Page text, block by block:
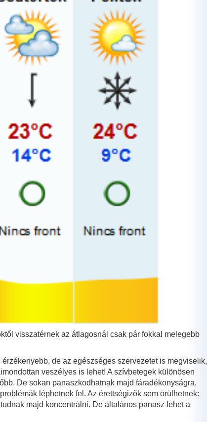
visszatérnek az átlagosnál csak pár fokkal melegebb
de az egészséges szervezetet is megviselik,
veszélyes is lehet! A szívbetegek különösen
De sokan panaszkodhatnak majd fáradékonyságra,
léphetnek fel. Az érettségizők sem örülhetnek:
majd koncentrálni. De általános panasz lehet a